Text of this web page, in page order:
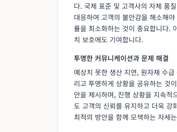
다. 국제 표준 및 고객사의 자체 품
대응하여 고객의 불안감을 해소해
률을 최소화하는 것이 중요합니다.
치 보호에도 기여합니다.
투명한 커뮤니케이션과 문제 해결
예상치 못한 생산 지연, 원자재 수
리고 투명하게 상황을 공유하는 것
안을 제시하며, 진행 상황을 지속적
도 고객의 신뢰를 유지하고 더욱 강
최적의 방안을 함께 모색하는 자세